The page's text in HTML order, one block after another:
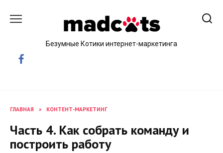
Безумные Котики интернет-маркетинга
ГЛАВНАЯ » КОНТЕНТ-МАРКЕТИНГ
Часть 4. Как собрать команду и
построить работу